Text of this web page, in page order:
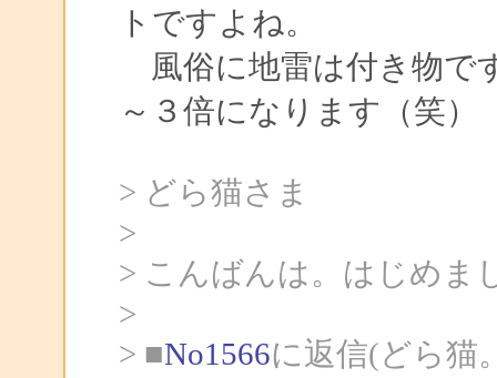
トですよね。
風俗に地雷は付き物で
～３倍になります（笑）
> どら猫さま
>
> こんばんは。はじめま
>
> ■No1566に返信(どら猫